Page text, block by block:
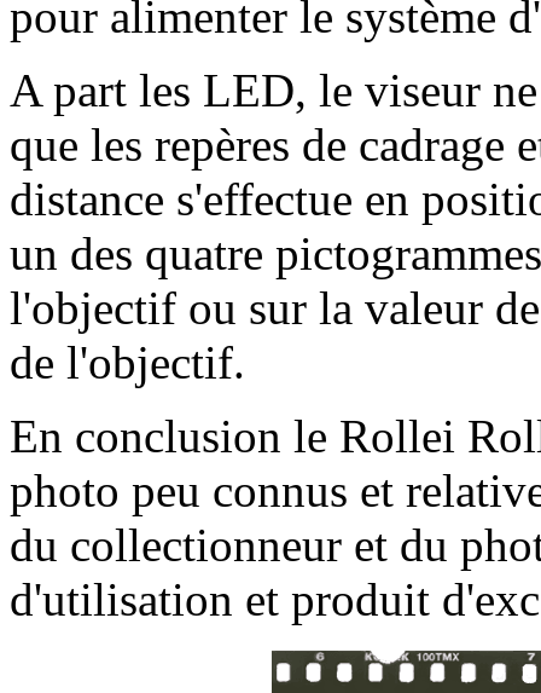
pour alimenter le système
A part les LED, le viseur
que les repères de cadrage
distance s'effectue en
un des quatre
l'objectif ou sur la valeur
de l'objectif.
En conclusion le Rollei
photo peu connus et
du collectionneur et du
d'utilisation et produit